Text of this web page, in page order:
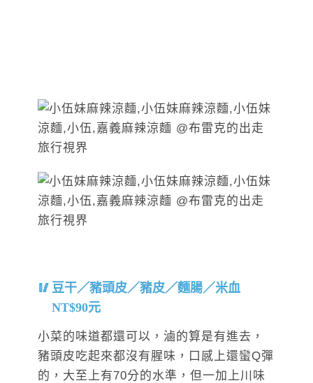
豆干／豬頭皮／豬皮／麵腸／米血
NT$90元
小菜的味道都還可以，滷的算是有進去，
豬頭皮吃起來都沒有腥味，口感上還蠻Q彈
的，大至上有70分的水準，但一加上川味